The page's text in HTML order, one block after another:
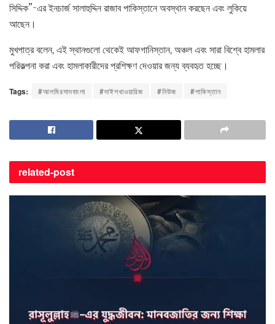
সিদ্দিক”-এর ইনচার্জ সালাহুদ্দিন রাজাব পাকিস্তানে অবস্থান করছেন এবং লুকিয়ে
আছেন।
মুখপাত্র বলেন, এই স্থানগুলো থেকেই আফগানিস্তান, অঞ্চল এবং সারা বিশ্বে হামলার
পরিকল্পনা করা এবং হামলাকারীদের প্রশিক্ষণ দেওয়ার জন্য ব্যবহৃত হচ্ছে।
Tags: #আলমিরসাদবাংলা #দাঈশখাওয়ারিজ #নিউজ #পাকিস্তান
related-post